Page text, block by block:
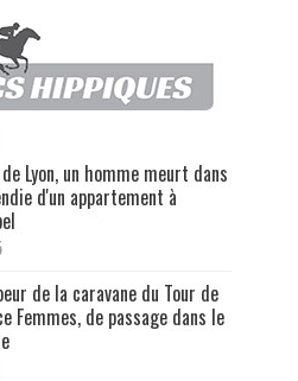
Lyon, un homme meurt dans
d'un appartement à
de la caravane du Tour de
Femmes, de passage dans le